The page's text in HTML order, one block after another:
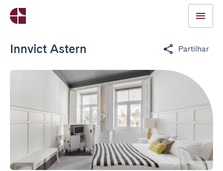
Innvict Astern Partilhar